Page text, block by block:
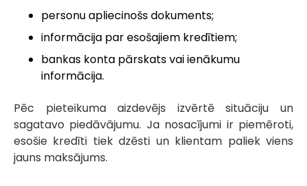
personu apliecinošs dokuments;
informācija par esošajiem kredītiem;
bankas konta pārskats vai ienākumu
informācija.
Pēc pieteikuma aizdevējs izvērtē situāciju un
sagatavo piedāvājumu. Ja nosacījumi ir piemēroti,
esošie kredīti tiek dzēsti un klientam paliek viens
jauns maksājums.